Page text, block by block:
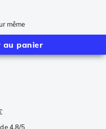
même
au panier
4,8/5